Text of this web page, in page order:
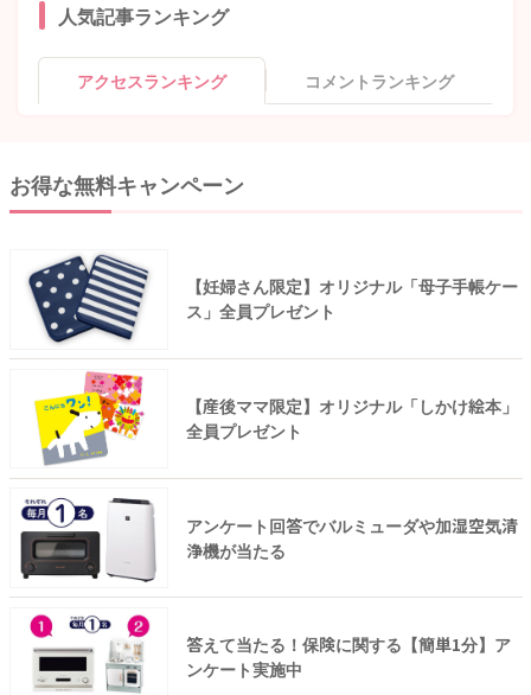
人気記事ランキング
アクセスランキング コメントランキング
お得な無料キャンペーン
【妊婦さん限定】オリジナル「母子手帳ケー
ス」全員プレゼント
【産後ママ限定】オリジナル「しかけ絵本」
全員プレゼント
アンケート回答でバルミューダや加湿空気清
浄機が当たる
答えて当たる！保険に関する【簡単1分】ア
ンケート実施中